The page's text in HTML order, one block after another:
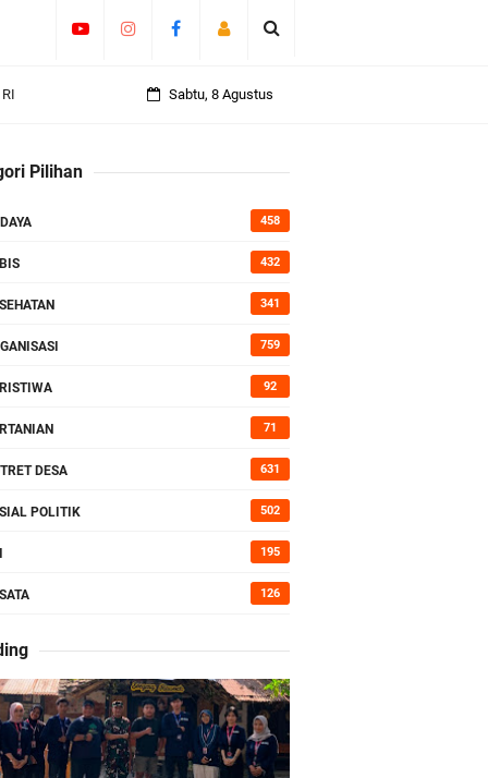
Bumi
di
Sabtu, 8 Agustus
Pilihan
458
432
341
759
92
71
DESA 631
POLITIK 502
195
126